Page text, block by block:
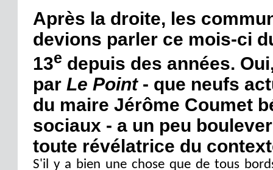
Après la droite, les
devions parler ce mois-ci
13e depuis des années.
par Le Point- que neufs
du maire Jérôme Coumet
sociaux - a un peu
toute révélatrice du
S'il y a bien une chose que de tous